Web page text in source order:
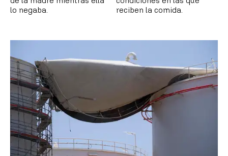
lo negaba.
reciben la comida.